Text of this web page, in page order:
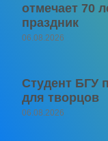
отмечает 70
праздник
06.08.2026
Студент БГУ
для творцов
06.08.2026